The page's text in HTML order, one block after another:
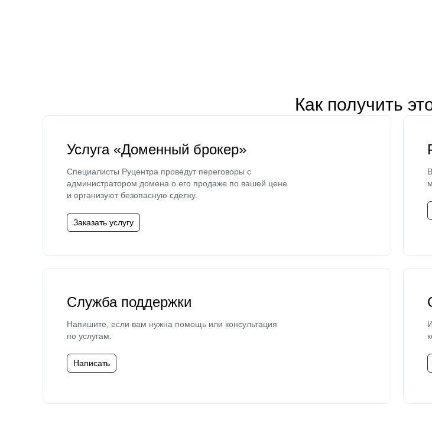
Как получить
Услуга «Доменный брокер»
Специалисты Руцентра проведут переговоры с
администратором домена о его продаже по вашей цене
и организуют безопасную сделку.
Заказать услугу
Служба поддержки
Напишите, если вам нужна помощь или консультация
по услугам.
Написать